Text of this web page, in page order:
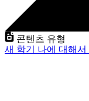
콘텐츠 유형
새 학기 나에 대해서